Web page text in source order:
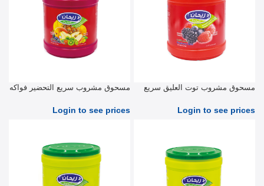
مسحوق مشروب توت العليق سريع
Login to see prices
مسحوق مشروب سريع التحضير فواكه
Login to see prices